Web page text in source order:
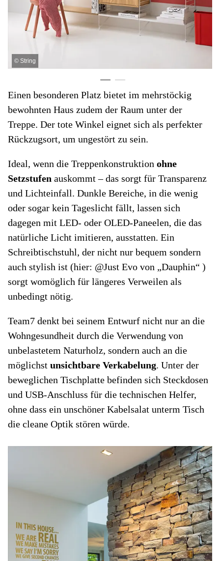
© String
Einen besonderen Platz bietet im mehrstöckig
bewohnten Haus zudem der Raum unter der
Treppe. Der tote Winkel eignet sich als perfekter
Rückzugsort, um ungestört zu sein.
Ideal, wenn die Treppenkonstruktion ohne
Setzstufen auskommt – das sorgt für Transparenz
und Lichteinfall. Dunkle Bereiche, in die wenig
oder sogar kein Tageslicht fällt, lassen sich
dagegen mit LED- oder OLED-Paneelen, die das
natürliche Licht imitieren, ausstatten. Ein
Schreibtischstuhl, der nicht nur bequem sondern
auch stylish ist (hier: @Just Evo von „Dauphin“ )
sorgt womöglich für längeres Verweilen als
unbedingt nötig.
Team7 denkt bei seinem Entwurf nicht nur an die
Wohngesundheit durch die Verwendung von
unbelastetem Naturholz, sondern auch an die
möglichst unsichtbare Verkabelung. Unter der
beweglichen Tischplatte befinden sich Steckdosen
und USB-Anschluss für die technischen Helfer,
ohne dass ein unschöner Kabelsalat unterm Tisch
die cleane Optik stören würde.